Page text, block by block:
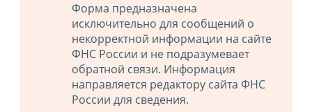
Форма предназначена
исключительно для сообщений о
некорректной информации на сайте
ФНС России и не подразумевает
обратной связи. Информация
направляется редактору сайта ФНС
России для сведения.